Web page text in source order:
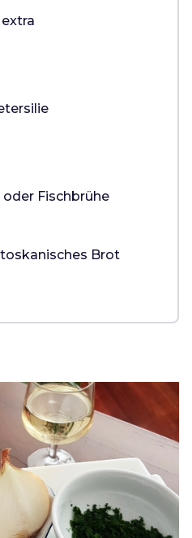
Fischbrühe
Brot